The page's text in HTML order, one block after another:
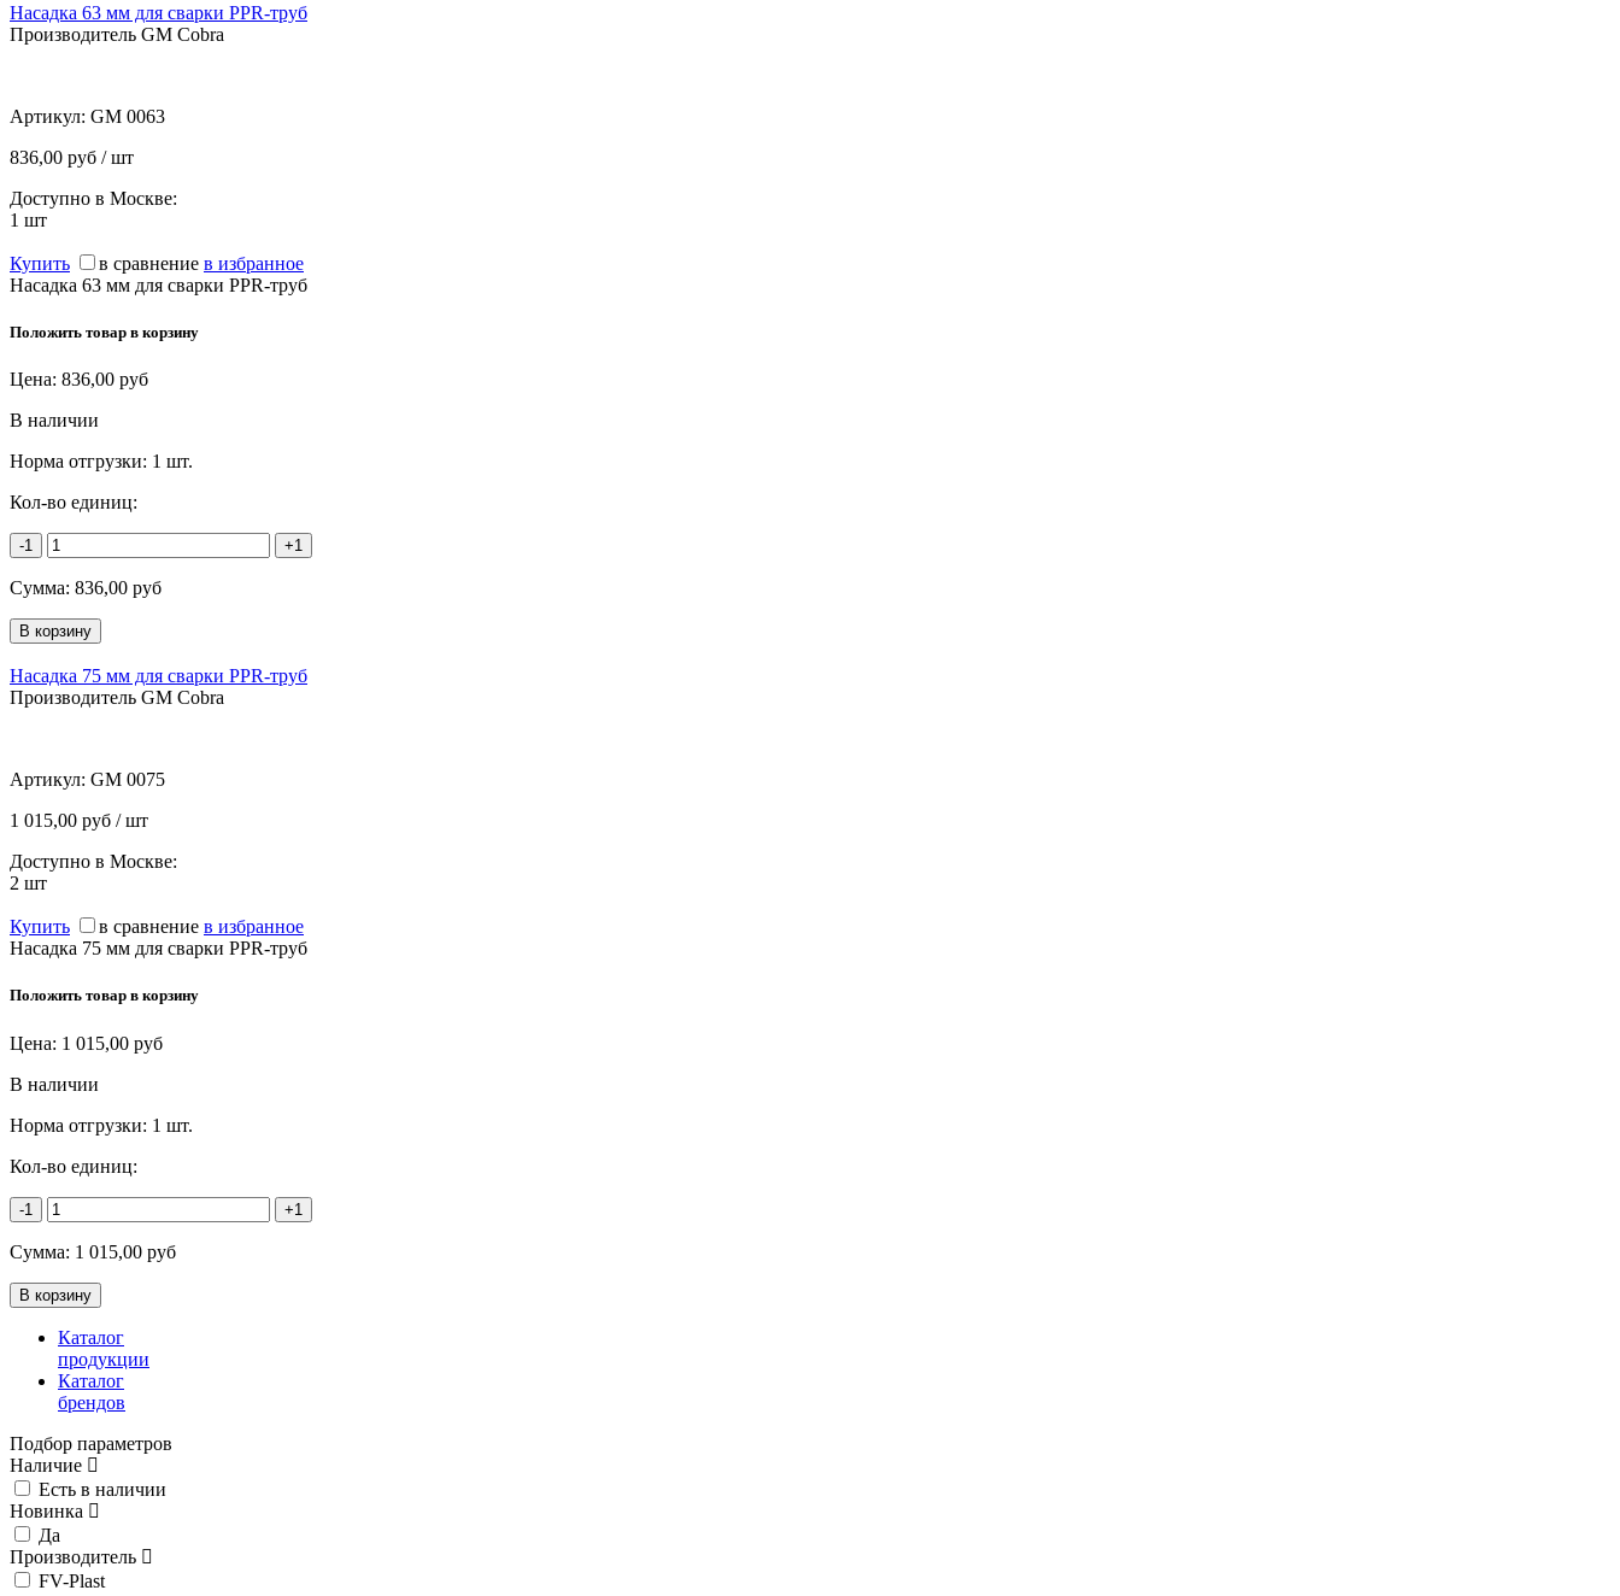
Насадка 63 мм для сварки PPR-труб
Производитель GM Cobra
Артикул: GM 0063
836,00 руб / шт
Доступно в Москве:
1 шт
Купить в сравнение в избранное
Насадка 63 мм для сварки PPR-труб
Положить товар в корзину
Цена: 836,00 руб
В наличии
Норма отгрузки: 1 шт.
Кол-во единиц:
-1 +1
Сумма: 836,00 руб
Насадка 75 мм для сварки PPR-труб
Производитель GM Cobra
Артикул: GM 0075
1 015,00 руб / шт
Доступно в Москве:
2 шт
Купить в сравнение в избранное
Насадка 75 мм для сварки PPR-труб
Положить товар в корзину
Цена: 1 015,00 руб
В наличии
Норма отгрузки: 1 шт.
Кол-во единиц:
-1 +1
Сумма: 1 015,00 руб
Каталог
продукции
Каталог
брендов
Подбор параметров
Наличие
Есть в наличии
Новинка
Да
Производитель
FV-Plast